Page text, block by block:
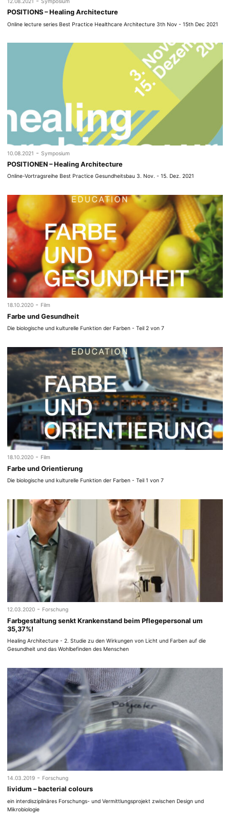
POSITIONS – Healing Architecture
Online lecture series Best Practice Healthcare Architecture 3th Nov - 15th Dec 2021
10.08.2021 - Symposium
POSITIONEN – Healing Architecture
Online-Vortragsreihe Best Practice Gesundheitsbau 3. Nov. - 15. Dez. 2021
18.10.2020 - Film
Farbe und Gesundheit
Die biologische und kulturelle Funktion der Farben - Teil 2 von 7
18.10.2020 - Film
Farbe und Orientierung
Die biologische und kulturelle Funktion der Farben - Teil 1 von 7
12.03.2020 - Forschung
Farbgestaltung senkt Krankenstand beim Pflegepersonal um
35,37%!
Healing Architecture - 2. Studie zu den Wirkungen von Licht und Farben auf die
Gesundheit und das Wohlbefinden des Menschen
14.03.2019 - Forschung
lividum – bacterial colours
ein interdisziplinäres Forschungs- und Vermittlungsprojekt zwischen Design und
Mikrobiologie